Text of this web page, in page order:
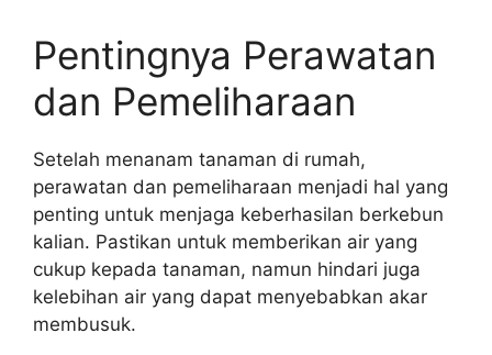
Pentingnya Perawatan
dan Pemeliharaan
Setelah menanam tanaman di rumah,
perawatan dan pemeliharaan menjadi hal yang
penting untuk menjaga keberhasilan berkebun
kalian. Pastikan untuk memberikan air yang
cukup kepada tanaman, namun hindari juga
kelebihan air yang dapat menyebabkan akar
membusuk.